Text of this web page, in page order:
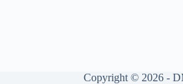
Copyright © 2026 -